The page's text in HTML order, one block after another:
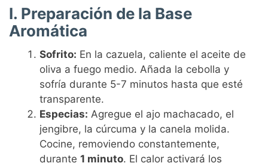
I. Preparación de la Base
Aromática
Sofrito: En la cazuela, caliente el aceite de
oliva a fuego medio. Añada la cebolla y
sofría durante 5-7 minutos hasta que esté
transparente.
Especias: Agregue el ajo machacado, el
jengibre, la cúrcuma y la canela molida.
Cocine, removiendo constantemente,
durante1 minuto. El calor activará los